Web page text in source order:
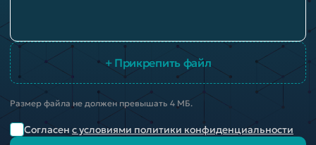
+ Прикрепить файл
Размер файла не должен превышать 4 МБ.
Согласен с условиями политики конфиденциальности